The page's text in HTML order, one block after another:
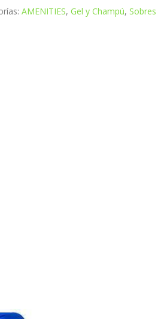
AMENITIES,Gel y Champú,Sobres